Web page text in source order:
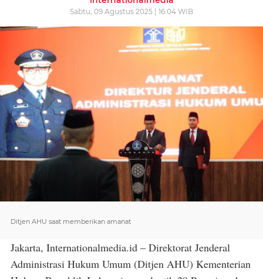
Sabtu, 09 Agustus 2025 | 16:04 WIB
Ditjen AHU saat memberikan amanat
Jakarta, Internationalmedia.id – Direktorat Jenderal
Administrasi Hukum Umum (Ditjen AHU) Kementerian